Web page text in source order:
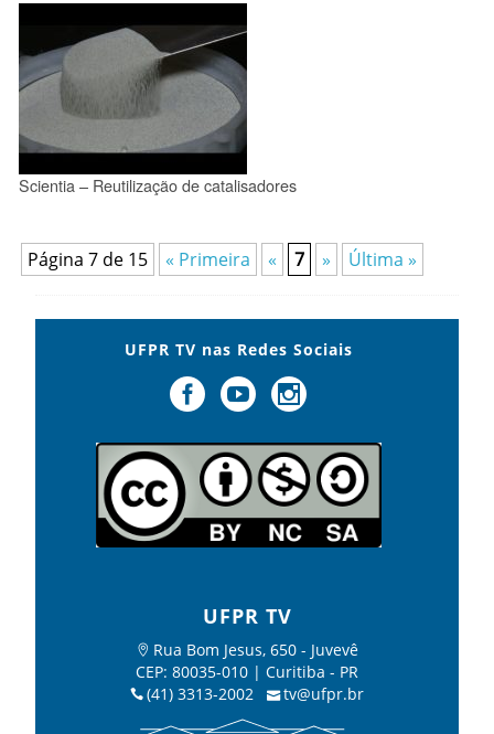
Scientia – Reutilização de catalisadores
Página 7 de 15 « Primeira « 7 » Última »
UFPR TV nas Redes Sociais
UFPR TV
Rua Bom Jesus, 650 - Juvevê
CEP: 80035-010 | Curitiba - PR
(41) 3313-2002
tv@ufpr.br